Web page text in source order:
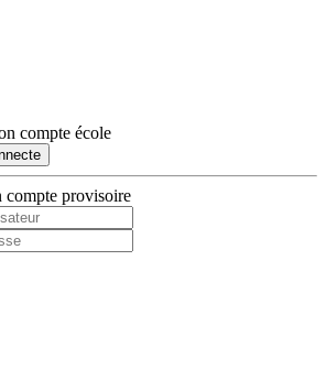
compte école
compte provisoire